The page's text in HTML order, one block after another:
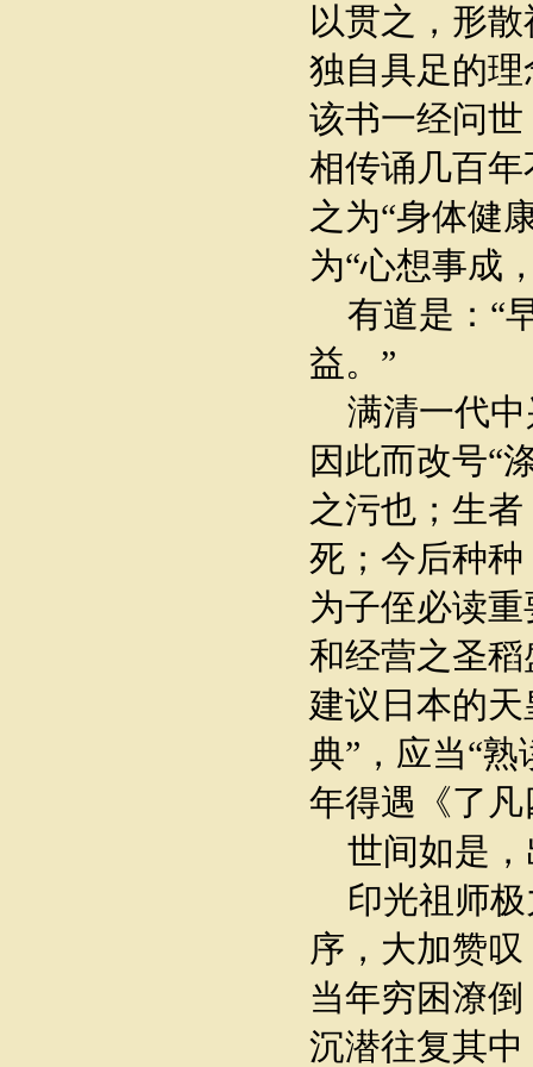
以贯之，形
独自具足的
该书一经问
相传诵几百
之为“身体健
为“心想事成
有道是：“
益。”
满清一代中
因此而改号“
之污也；生
死；今后种种
为子侄必读
和经营之圣
建议日本的
典”，应当“
年得遇《了
世间如是，
印光祖师极
序，大加赞
当年穷困潦
沉潜往复其